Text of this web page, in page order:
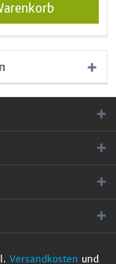
Versandkosten und